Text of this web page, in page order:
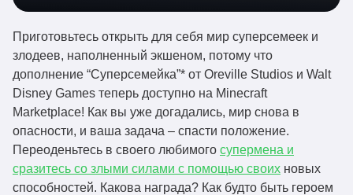
Приготовьтесь открыть для себя мир суперсемеек и
злодеев, наполненный экшеном, потому что
дополнение “Суперсемейка”* от Oreville Studios и Walt
Disney Games теперь доступно на Minecraft
Marketplace! Как вы уже догадались, мир снова в
опасности, и ваша задача – спасти положение.
Переоденьтесь в своего любимого супермена и
сразитесь со злыми силами с помощью своих новых
способностей. Какова награда? Как будто быть героем